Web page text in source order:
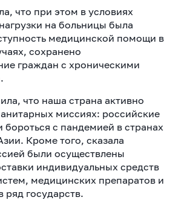
что при этом в условиях
на больницы была
медицинской помощи в
сохранено
граждан с хроническими
что наша страна активно
миссиях: российские
бороться с пандемией в странах
Кроме того, сказала
были осуществлены
индивидуальных средств
медицинских препаратов и
ряд государств.